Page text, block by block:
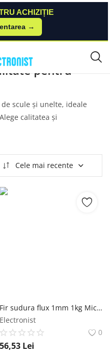
ACHIZIȚIE
→
pentru
scule și unelte, ideale
calitatea și
Cele mai recente
Fir sudura flux 1mm 1kg Micul Fermier
Electronist
0
56,53 Lei